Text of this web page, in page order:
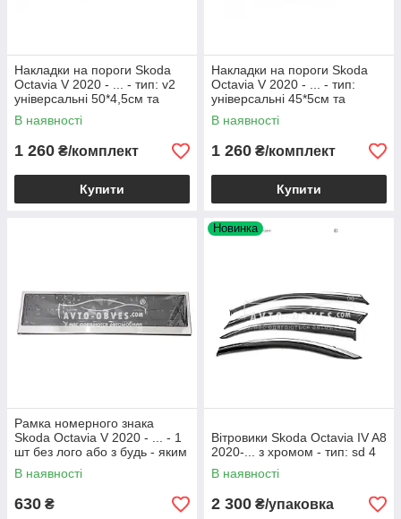
Накладки на пороги Skoda
Octavia V 2020 - ... - тип: v2
універсальні 50*4,5см та
21*4,5см
В наявності
1 260 ₴/комплект
Купити
Накладки на пороги Skoda
Octavia V 2020 - ... - тип:
універсальні 45*5см та
23*4,5см
В наявності
1 260 ₴/комплект
Купити
Рамка номерного знака
Skoda Octavia V 2020 - ... - 1
шт без лого або з будь - яким
Вашим лого
В наявності
630 ₴
Новинка
Вітровики Skoda Octavia IV A8
2020-... з хромом - тип: sd 4
В наявності
2 300 ₴/упаковка